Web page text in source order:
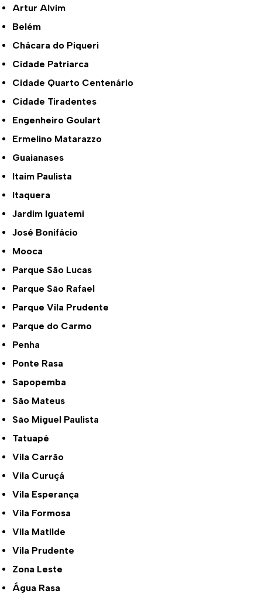
Artur Alvim
Belém
Chácara do Piqueri
Cidade Patriarca
Cidade Quarto Centenário
Cidade Tiradentes
Engenheiro Goulart
Ermelino Matarazzo
Guaianases
Itaim Paulista
Itaquera
Jardim Iguatemi
José Bonifácio
Mooca
Parque São Lucas
Parque São Rafael
Parque Vila Prudente
Parque do Carmo
Penha
Ponte Rasa
Sapopemba
São Mateus
São Miguel Paulista
Tatuapé
Vila Carrão
Vila Curuçá
Vila Esperança
Vila Formosa
Vila Matilde
Vila Prudente
Zona Leste
Água Rasa